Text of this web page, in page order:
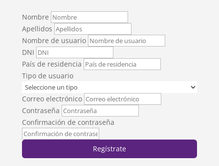
Nombre
Apellidos
Nombre de usuario
DNI
País de residencia
Tipo de usuario
Correo electrónico
Contraseña
Confirmación de contraseña
Regístrate